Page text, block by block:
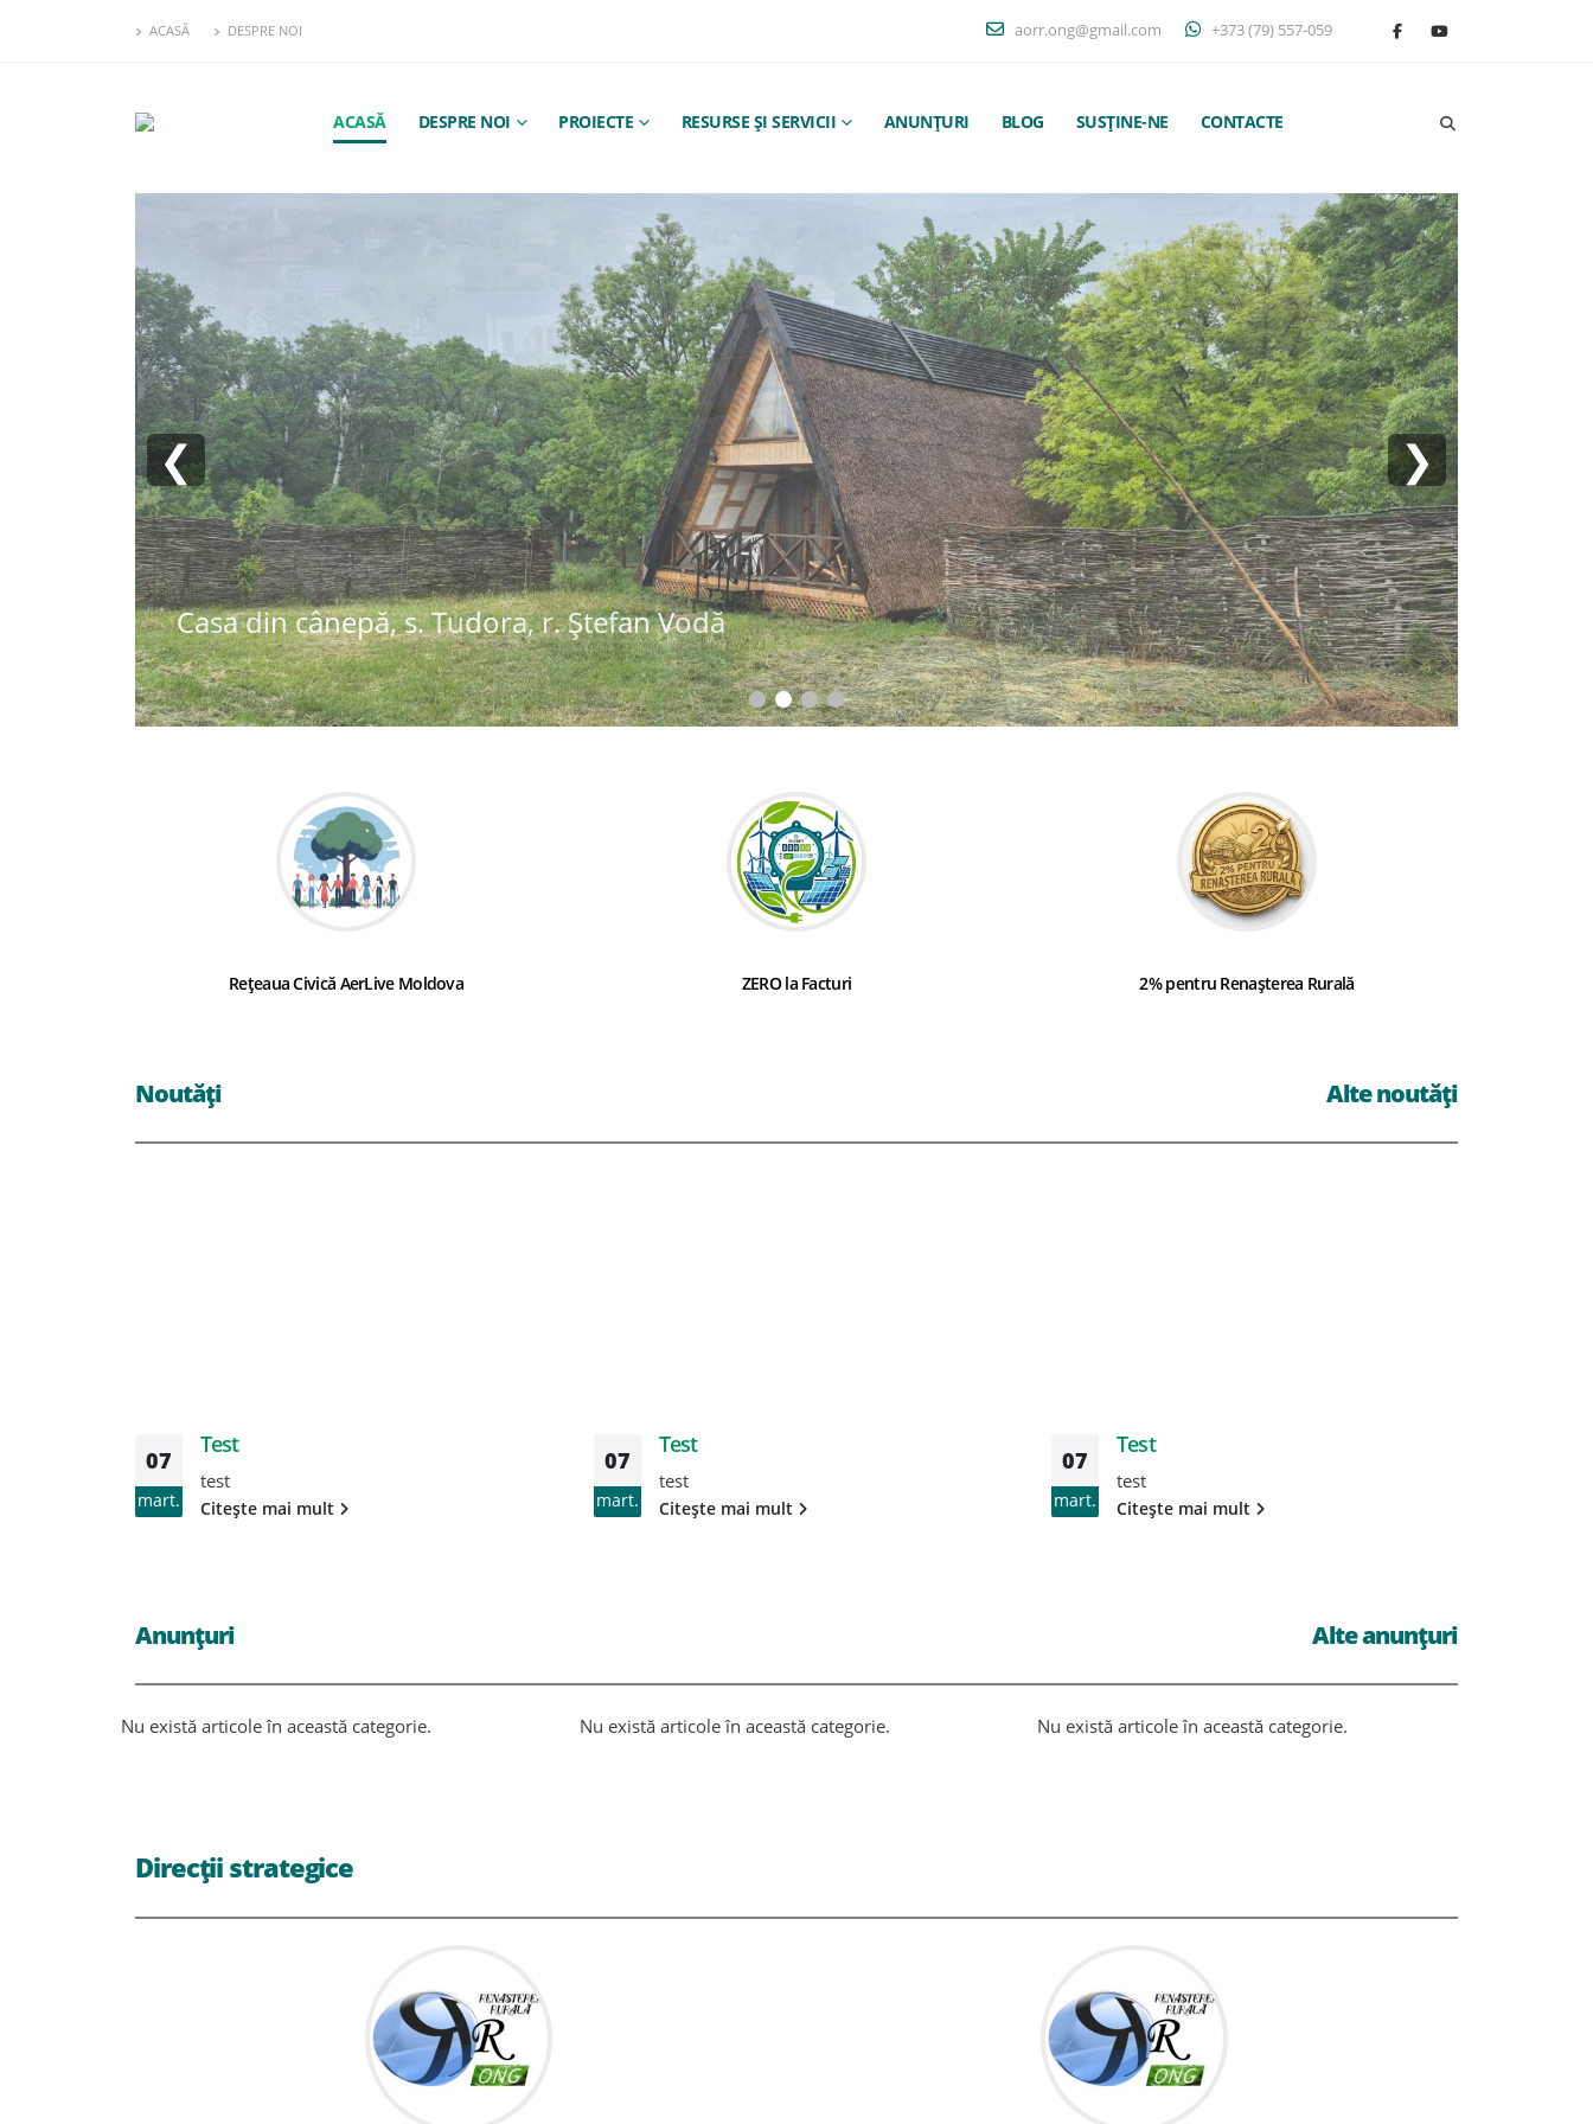
ACASĂ DESPRE NOI aorr.ong@gmail.com +373 (79) 557-059
ACASĂ DESPRE NOI PROIECTE RESURSE ȘI SERVICII ANUNȚURI BLOG SUSȚINE-NE CONTACTE
Casa din cânepă, s. Tudora, r. Ștefan Vodă
❮ ❯
Rețeaua Civică AerLive Moldova ZERO la Facturi 2% pentru Renașterea Rurală
Noutăți Alte noutăți
07
mart.
Test
test
Citește mai mult
07
mart.
Test
test
Citește mai mult
07
mart.
Test
test
Citește mai mult
Anunțuri Alte anunțuri
Nu există articole în această categorie. Nu există articole în această categorie. Nu există articole în această categorie.
Direcții strategice